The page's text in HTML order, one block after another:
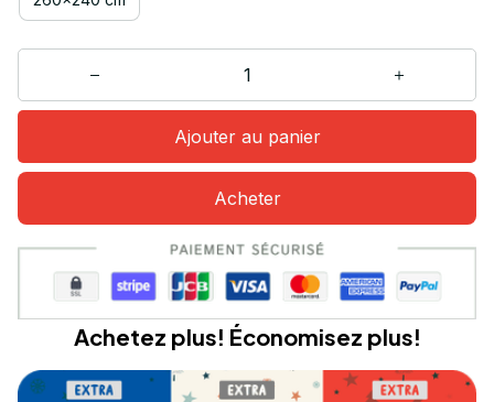
Ajouter au panier
Acheter
Achetez plus! Économisez plus!